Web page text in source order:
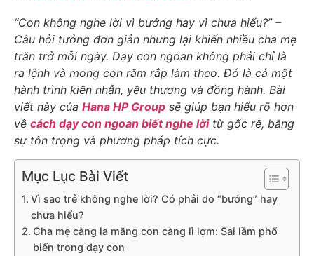
“Con không nghe lời vì bướng hay vì chưa hiểu?” –
Câu hỏi tưởng đơn giản nhưng lại khiến nhiều cha mẹ
trăn trở mỗi ngày. Dạy con ngoan không phải chỉ là
ra lệnh và mong con răm rắp làm theo. Đó là cả một
hành trình kiên nhẫn, yêu thương và đồng hành. Bài
viết này của Hana HP Group sẽ giúp bạn hiểu rõ hơn
về cách dạy con ngoan biết nghe lờitừ gốc rễ, bằng
sự tôn trọng và phương pháp tích cực.
Mục Lục Bài Viết
Vì sao trẻ không nghe lời? Có phải do “bướng” hay
chưa hiểu?
Cha mẹ càng la mắng con càng lì lợm: Sai lầm phổ
biến trong dạy con